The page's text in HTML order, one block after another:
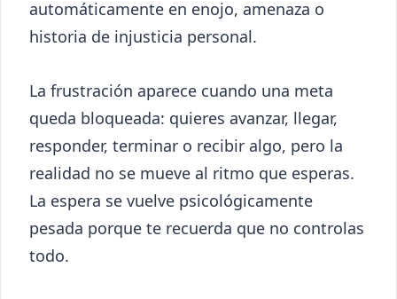
automáticamente en enojo, amenaza o
historia de injusticia personal.
La frustración aparece cuando una meta
queda bloqueada: quieres avanzar, llegar,
responder, terminar o recibir algo, pero la
realidad no se mueve al ritmo que esperas.
La espera se vuelve psicológicamente
pesada porque te recuerda que no controlas
todo.